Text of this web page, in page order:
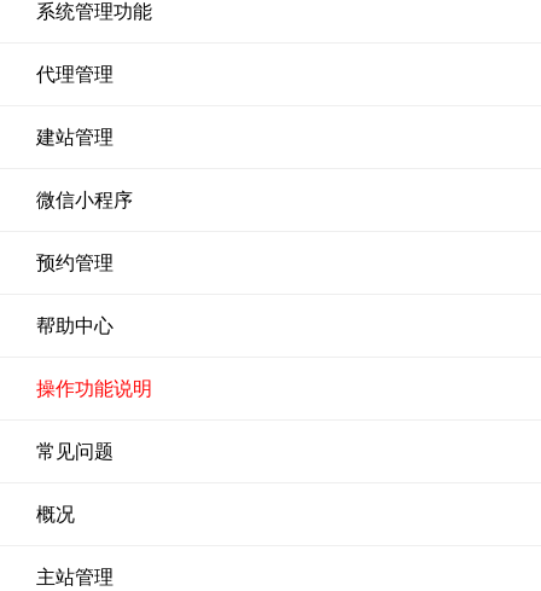
系统管理功能
代理管理
建站管理
微信小程序
预约管理
帮助中心
操作功能说明
常见问题
概况
主站管理